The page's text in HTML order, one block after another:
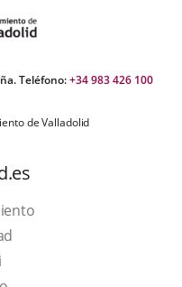
Teléfono:+34 983 426 100
de Valladolid